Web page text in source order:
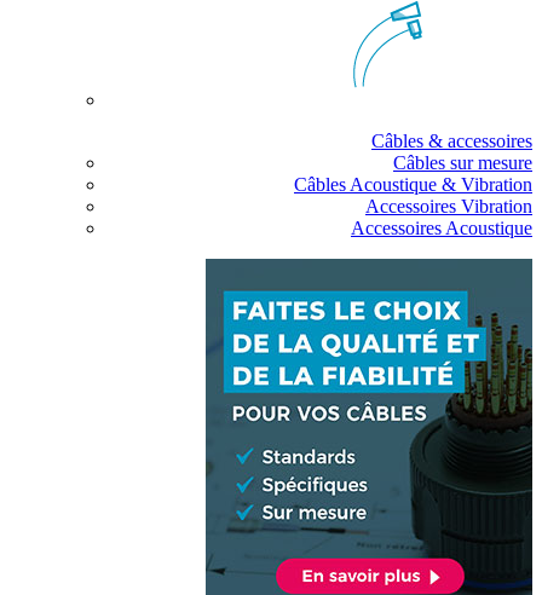
Câbles & accessoires
Câbles sur mesure
Câbles Acoustique & Vibration
Accessoires Vibration
Accessoires Acoustique